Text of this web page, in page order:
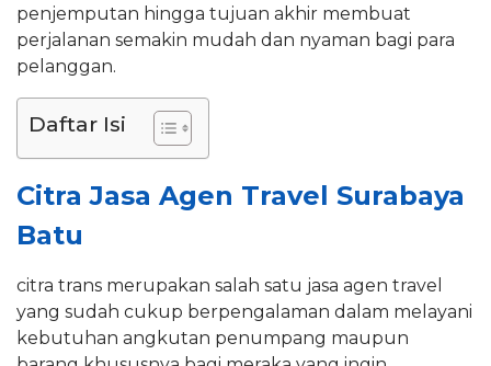
penjemputan hingga tujuan akhir membuat
perjalanan semakin mudah dan nyaman bagi para
pelanggan.
Daftar Isi
Citra Jasa Agen Travel Surabaya
Batu
citra trans merupakan salah satu jasa agen travel
yang sudah cukup berpengalaman dalam melayani
kebutuhan angkutan penumpang maupun